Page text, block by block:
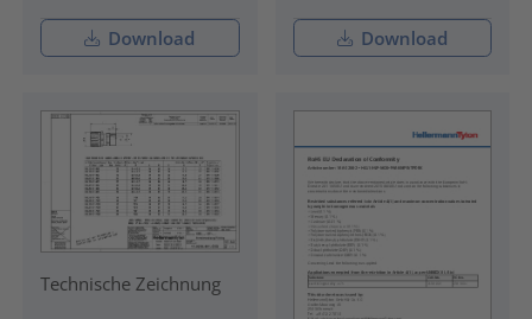
Download Download
Technische Zeichnung